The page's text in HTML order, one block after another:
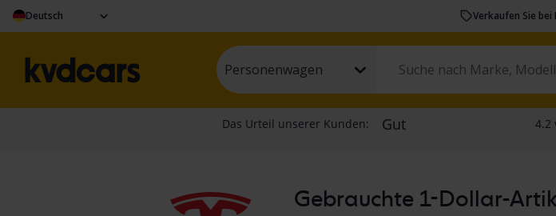
Deutsch Verkaufen Sie bei
Personenwagen
Gebrauchte 1-Dollar-